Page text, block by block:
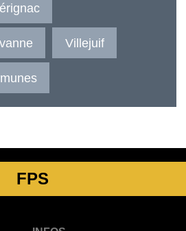
Villejuif
FPS